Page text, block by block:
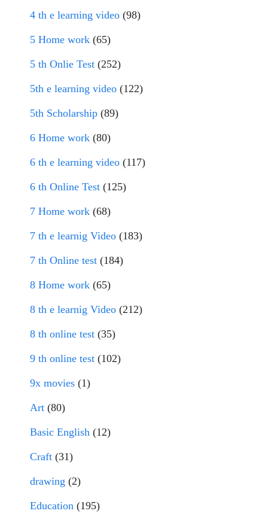
4 th e learning video (98)
5 Home work (65)
5 th Onlie Test (252)
5th e learning video (122)
5th Scholarship (89)
6 Home work (80)
6 th e learning video (117)
6 th Online Test (125)
7 Home work (68)
7 th e learnig Video (183)
7 th Online test (184)
8 Home work (65)
8 th e learnig Video (212)
8 th online test (35)
9 th online test (102)
9x movies (1)
Art (80)
Basic English (12)
Craft (31)
drawing (2)
Education (195)